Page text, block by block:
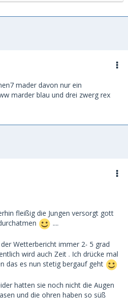
mader davon nur ein
marder blau und drei zwerg rex
fleißig die Jungen versorgt gott
....
Wetterbericht immer 2- 5 grad
wird auch Zeit . Ich drücke mal
das es nun stetig bergauf geht
hatten sie noch nicht die Augen
und die ohren haben so süß